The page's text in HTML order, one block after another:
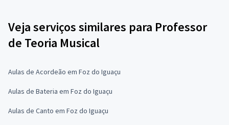
Veja serviços similares para Professor
de Teoria Musical
Aulas de Acordeão em Foz do Iguaçu
Aulas de Bateria em Foz do Iguaçu
Aulas de Canto em Foz do Iguaçu